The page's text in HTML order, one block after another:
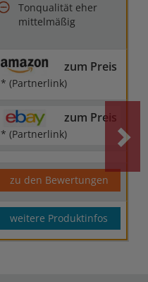
Tonqualität eher
mittelmäßig
zum Preis
* (Partnerlink)
zum Preis
* (Partnerlink)
zu den Bewertungen
weitere Produktinfos